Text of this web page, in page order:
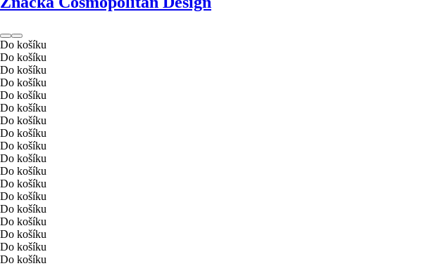
Do košíku
Do košíku
Do košíku
Do košíku
Do košíku
Do košíku
Do košíku
Do košíku
Do košíku
Do košíku
Do košíku
Do košíku
Do košíku
Do košíku
Do košíku
Do košíku
Do košíku
Do košíku